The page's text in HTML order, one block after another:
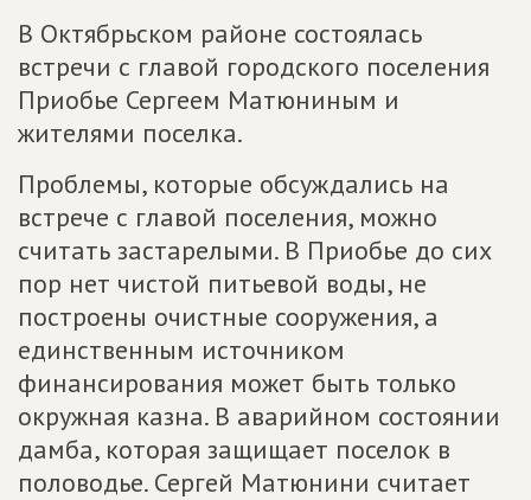
В Октябрьском районе состоялась
встречи с главой городского поселения
Приобье Сергеем Матюниным и
жителями поселка.
Проблемы, которые обсуждались на
встрече с главой поселения, можно
считать застарелыми. В Приобье до сих
пор нет чистой питьевой воды, не
построены очистные сооружения, а
единственным источником
финансирования может быть только
окружная казна. В аварийном состоянии
дамба, которая защищает поселок в
половодье. Сергей Матюнини считает